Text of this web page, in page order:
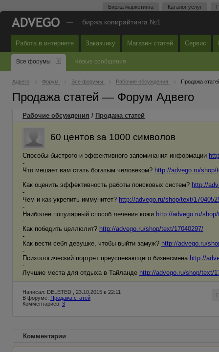
Биржа маркетинга Каталог услуг
— биржа копирайтинга №1
Работа в интернете Заказчику Магазин статей Сервис
Все форумы Новые сообщения
Адвего Форум Все форумы Рабочие обсуждения Продажа
Продажа статей — Форум Адвего
Рабочие обсуждения / Продажа статей
60 центов за 1000 символов
Способы быстрого и эффективного запоминания информации
-
Что мешает вам стать богатым человеком? http://advego.ru/shop/
-
Как оценить эффективность работы поисковых систем? http://
-
Чем и как укрепить иммунитет? http://advego.ru/shop/text/
-
Наиболее популярный способ лечения кожи http://advego.ru/
-
Как победить целлюлит? http://advego.ru/shop/text/17040297/
-
Как вести себя девушке, чтобы выйти замуж? http://advego.ru/
-
Психологический портрет преуспевающего бизнесмена http://
-
Лучшие места для отдыха в Тайланде http://advego.ru/shop/text/
Написал: DELETED , 23.10.2015 в 22:11
В форуме: Продажа статей
Комментариев: 3
Комментарии